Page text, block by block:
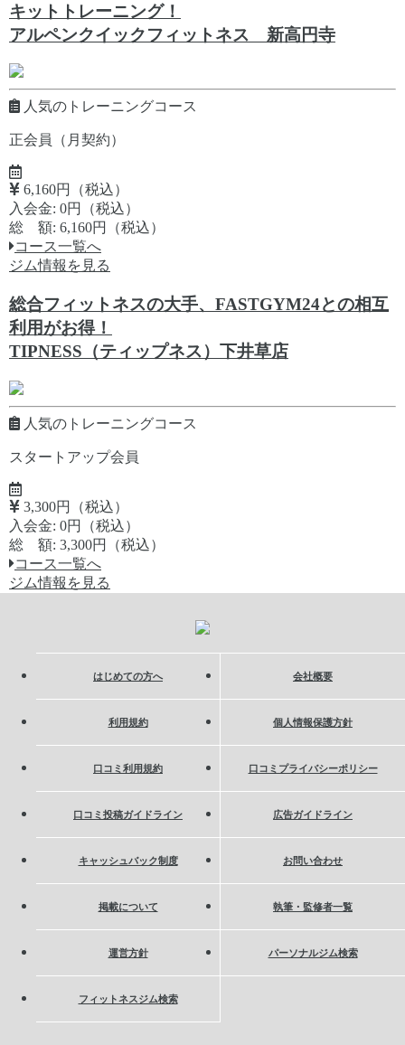
キットトレーニング！
アルペンクイックフィットネス 新高円寺
人気のトレーニングコース
正会員（月契約）
6,160円（税込）
入会金: 0円（税込）
総 額: 6,160円（税込）
コース一覧へ
ジム情報を見る
総合フィットネスの大手、FASTGYM24との相互
利用がお得！
TIPNESS（ティップネス）下井草店
人気のトレーニングコース
スタートアップ会員
3,300円（税込）
入会金: 0円（税込）
総 額: 3,300円（税込）
コース一覧へ
ジム情報を見る
はじめての方へ 会社概要
利用規約 個人情報保護方針
口コミ利用規約 口コミプライバシーポリシー
口コミ投稿ガイドライン 広告ガイドライン
キャッシュバック制度 お問い合わせ
掲載について 執筆・監修者一覧
運営方針 パーソナルジム検索
フィットネスジム検索